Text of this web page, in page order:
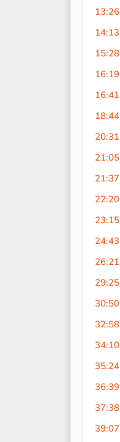
13:26
14:13
15:28
16:19
16:41
18:44
20:31
21:05
21:37
22:20
23:15
24:43
26:21
29:25
30:50
32:58
34:10
35:24
36:39
37:38
39:07